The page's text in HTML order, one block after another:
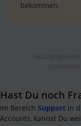
bekommen.
Hast Du noch
Im Bereich Support in
Accounts, kannst Du